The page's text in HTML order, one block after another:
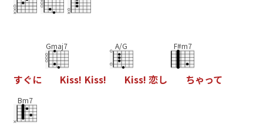
すぐに
Gmaj7
Kiss! Kiss!
A/G
Kiss! 恋し
F#m7
ちゃって
Bm7